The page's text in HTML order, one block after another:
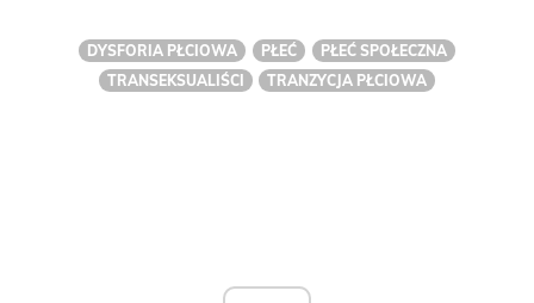
DYSFORIA PŁCIOWA PŁEĆ
PŁEĆ SPOŁECZNA
TRANSEKSUALIŚCI
TRANZYCJA PŁCIOWA